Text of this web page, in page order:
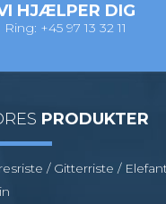
HJÆLPER DIG
Ring: +45 97 13 32 11
PRODUKTER
/ Gitterriste /